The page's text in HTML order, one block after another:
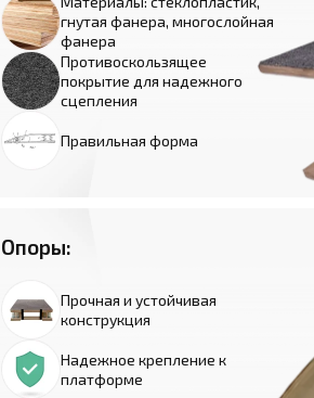
гнутая фанера, многослойная
фанера
Противоскользящее
покрытие для надежного
сцепления
Правильная форма
Опоры:
Прочная и устойчивая
конструкция
Надежное крепление к
платформе